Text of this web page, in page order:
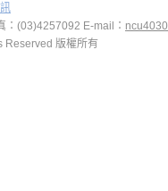
：(03)4257092 E-mail：
Reserved 版權所有